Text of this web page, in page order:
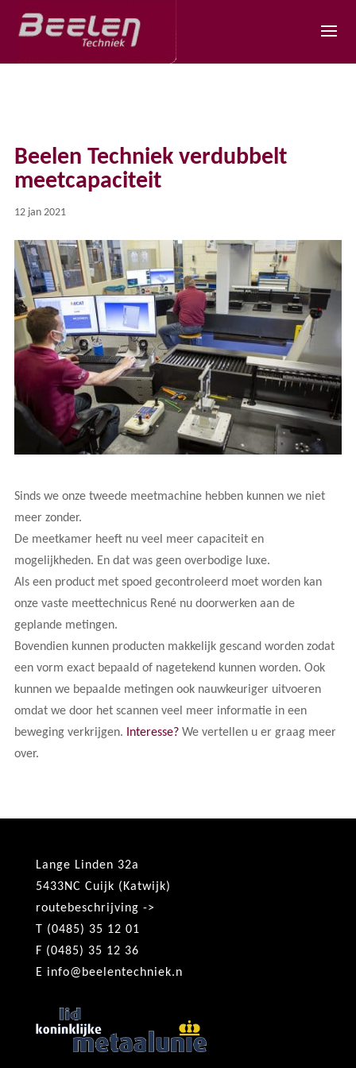
Beelen Techniek verdubbelt
meetcapaciteit
12 jan 2021
Sinds we onze tweede meetmachine hebben kunnen we niet
meer zonder.
De meetkamer heeft nu veel meer capaciteit en
mogelijkheden. En dat was geen overbodige luxe.
Als een product met spoed gecontroleerd moet worden kan
onze vaste meettechnicus René nu doorwerken aan de
geplande metingen.
Bovendien kunnen producten makkelijk gescand worden zodat
een vorm exact bepaald of nagetekend kunnen worden. Ook
kunnen we bepaalde metingen ook nauwkeuriger uitvoeren
omdat we door het scannen veel meer informatie in een
beweging verkrijgen. Interesse?We vertellen u er graag meer
over.
Lange Linden 32a
5433NC Cuijk (Katwijk)
routebeschrijving ->
T (0485) 35 12 01
F (0485) 35 12 36
E info@beelentechniek.n